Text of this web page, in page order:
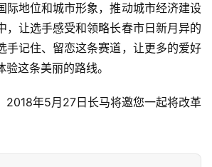
际地位和城市形象，推动城市经济建设
，让选手感受和领略长春市日新月异的
手记住、留恋这条赛道，让更多的爱好
这条美丽的路线。
2018年5月27日长马将邀您一起将改革